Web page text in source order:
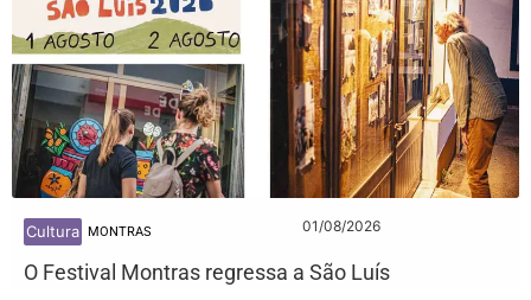
Cultura MONTRAS 01/08/2026
O Festival Montras regressa a São Luís